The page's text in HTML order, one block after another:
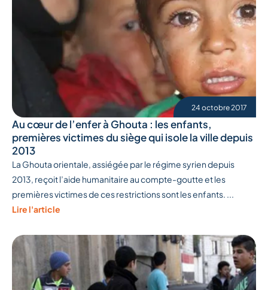
24 octobre 2017
Au cœur de l’enfer à Ghouta : les enfants,
premières victimes du siège qui isole la ville depuis
2013
La Ghouta orientale, assiégée par le régime syrien depuis
2013, reçoit l’aide humanitaire au compte-goutte et les
premières victimes de ces restrictions sont les enfants. ...
Lire l'article